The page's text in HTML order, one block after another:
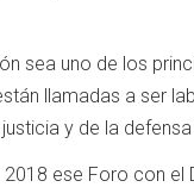
sea uno de los
llamadas a ser
y de la
ese Foro con